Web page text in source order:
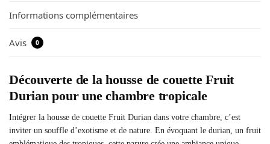
Informations complémentaires
Avis 0
Découverte de la housse de couette Fruit
Durian pour une chambre tropicale
Intégrer la housse de couette Fruit Durian dans votre chambre, c’est
inviter un souffle d’exotisme et de nature. En évoquant le durian, un fruit